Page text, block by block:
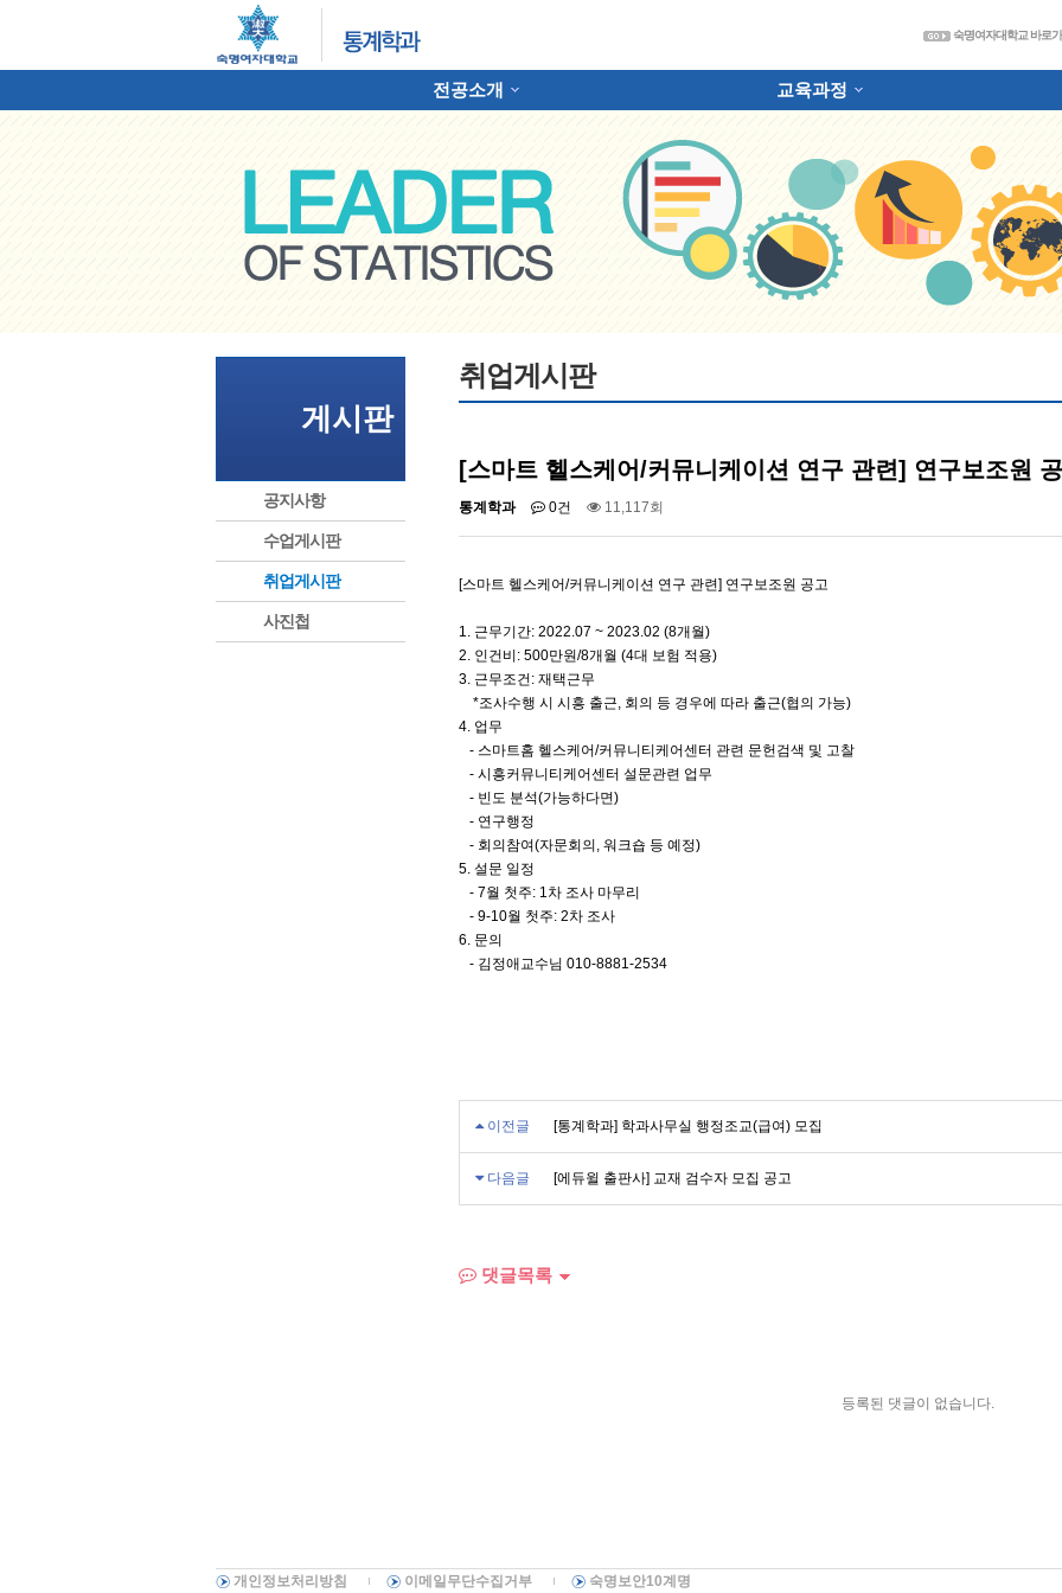
숙명여자대학교 바로
전공소개 교육과정
게시판
공지사항
수업게시판
취업게시판
사진첩
취업게시판
[스마트 헬스케어/커뮤니케이션 연구 관련] 연구보조원
통계학과 0건 11,117회
[스마트 헬스케어/커뮤니케이션 연구 관련] 연구보조원 공고
1. 근무기간: 2022.07 ~ 2023.02 (8개월)
2. 인건비: 500만원/8개월 (4대 보험 적용)
3. 근무조건: 재택근무
*조사수행 시 시흥 출근, 회의 등 경우에 따라 출근(협의 가능)
4. 업무
- 스마트홈 헬스케어/커뮤니티케어센터 관련 문헌검색 및 고찰
- 시흥커뮤니티케어센터 설문관련 업무
- 빈도 분석(가능하다면)
- 연구행정
- 회의참여(자문회의, 워크숍 등 예정)
5. 설문 일정
- 7월 첫주: 1차 조사 마무리
- 9-10월 첫주: 2차 조사
6. 문의
- 김정애교수님 010-8881-2534
이전글 [통계학과] 학과사무실 행정조교(급여) 모집
다음글 [에듀윌 출판사] 교재 검수자 모집 공고
댓글목록
등록된 댓글이 없습니다.
개인정보처리방침 이메일무단수집거부 숙명보안10계명